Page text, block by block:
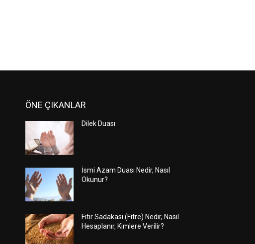
ÖNE ÇIKANLAR
Dilek Duası
İsmi Azam Duası Nedir, Nasıl
Okunur?
Fıtır Sadakası (Fitre) Nedir, Nasıl
Hesaplanır, Kimlere Verilir?